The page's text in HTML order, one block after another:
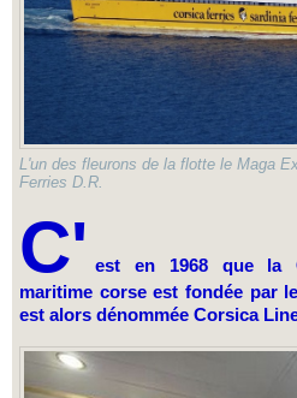
L'un des fleurons de la flotte le Maga
Ferries D.R.
C' est en 1968 que la
maritime corse est fondée par
est alors dénommée Corsica